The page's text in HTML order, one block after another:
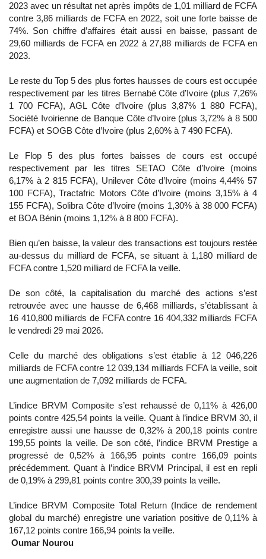
2023 avec un résultat net après impôts de 1,01 milliard de FCFA
contre 3,86 milliards de FCFA en 2022, soit une forte baisse de
74%. Son chiffre d’affaires était aussi en baisse, passant de
29,60 milliards de FCFA en 2022 à 27,88 milliards de FCFA en
2023.
Le reste du Top 5 des plus fortes hausses de cours est occupée
respectivement par les titres Bernabé Côte d’Ivoire (plus 7,26%
1 700 FCFA), AGL Côte d’Ivoire (plus 3,87% 1 880 FCFA),
Société Ivoirienne de Banque Côte d’Ivoire (plus 3,72% à 8 500
FCFA) et SOGB Côte d’Ivoire (plus 2,60% à 7 490 FCFA).
Le Flop 5 des plus fortes baisses de cours est occupé
respectivement par les titres SETAO Côte d’Ivoire (moins
6,17% à 2 815 FCFA), Unilever Côte d’Ivoire (moins 4,44% 57
100 FCFA), Tractafric Motors Côte d’Ivoire (moins 3,15% à 4
155 FCFA), Solibra Côte d’Ivoire (moins 1,30% à 38 000 FCFA)
et BOA Bénin (moins 1,12% à 8 800 FCFA).
Bien qu’en baisse, la valeur des transactions est toujours restée
au-dessus du milliard de FCFA, se situant à 1,180 milliard de
FCFA contre 1,520 milliard de FCFA la veille.
De son côté, la capitalisation du marché des actions s’est
retrouvée avec une hausse de 6,468 milliards, s’établissant à
16 410,800 milliards de FCFA contre 16 404,332 milliards FCFA
le vendredi 29 mai 2026.
Celle du marché des obligations s’est établie à 12 046,226
milliards de FCFA contre 12 039,134 milliards FCFA la veille, soit
une augmentation de 7,092 milliards de FCFA.
L’indice BRVM Composite s’est rehaussé de 0,11% à 426,00
points contre 425,54 points la veille. Quant à l’indice BRVM 30, il
enregistre aussi une hausse de 0,32% à 200,18 points contre
199,55 points la veille. De son côté, l’indice BRVM Prestige a
progressé de 0,52% à 166,95 points contre 166,09 points
précédemment. Quant à l’indice BRVM Principal, il est en repli
de 0,19% à 299,81 points contre 300,39 points la veille.
L’indice BRVM Composite Total Return (Indice de rendement
global du marché) enregistre une variation positive de 0,11% à
167,12 points contre 166,94 points la veille.
Oumar Nourou